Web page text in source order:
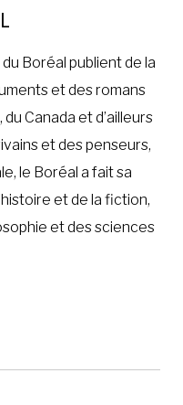
Boréal publient de la
et des romans
Canada et d’ailleurs
et des penseurs,
le Boréal a fait sa
et de la fiction,
et des sciences